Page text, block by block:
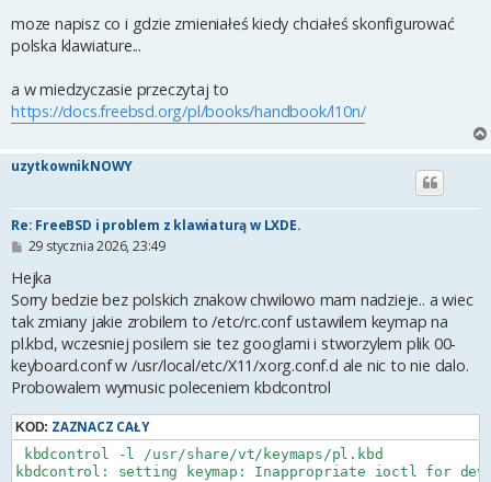
moze napisz co i gdzie zmieniałeś kiedy chciałeś skonfigurować
polska klawiature...
a w miedzyczasie przeczytaj to
https://docs.freebsd.org/pl/books/handbook/l10n/
uzytkownikNOWY
Re: FreeBSD i problem z klawiaturą w LXDE.
P
s
29 stycznia 2026, 23:49
Hejka
Sorry bedzie bez polskich znakow chwilowo mam nadzieje.. a wiec
tak zmiany jakie zrobilem to /etc/rc.conf ustawilem keymap na
pl.kbd, wczesniej posilem sie tez googlami i stworzylem plik 00-
keyboard.conf w /usr/local/etc/X11/xorg.conf.d ale nic to nie dalo.
Probowalem wymusic poleceniem kbdcontrol
KOD: ZAZNACZ CAŁY
kbdcontrol -l /usr/share/vt/keymaps/pl.kbd
kbdcontrol: setting keymap: Inappropriate ioctl for